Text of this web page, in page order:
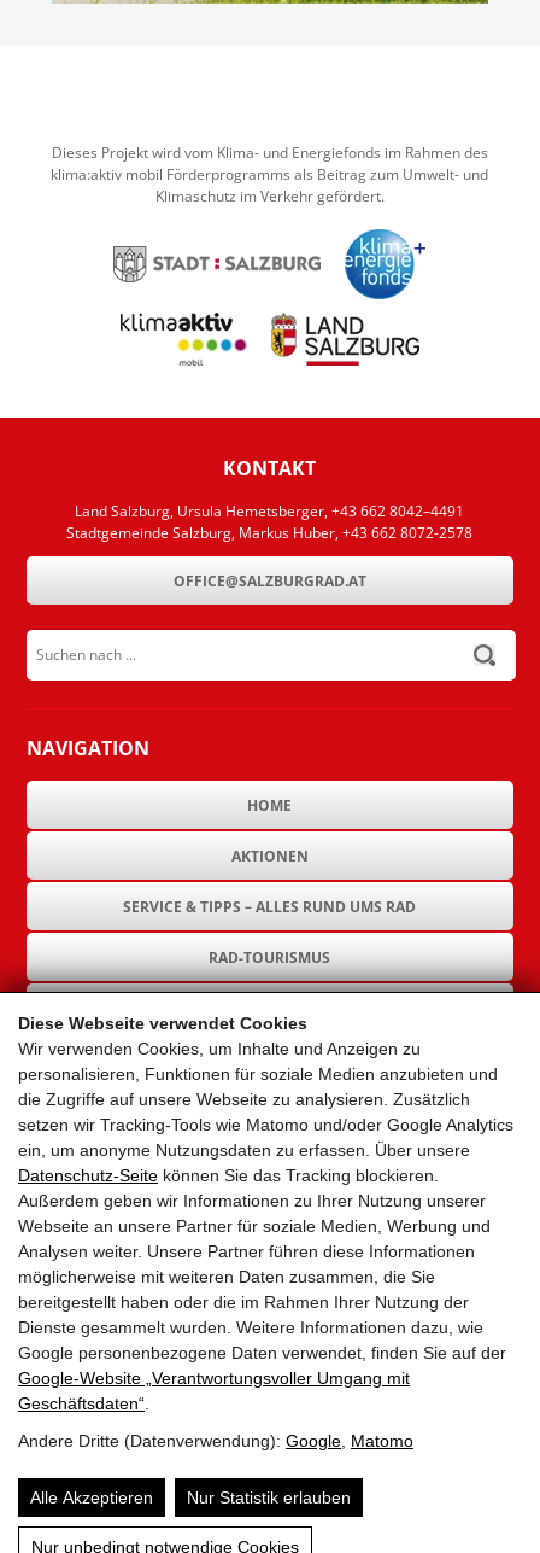
Diese Webseite verwendet Cookies
Wir verwenden Cookies, um Inhalte und Anzeigen zu
personalisieren, Funktionen für soziale Medien anzubieten und
die Zugriffe auf unsere Webseite zu analysieren. Zusätzlich
setzen wir Tracking-Tools wie Matomo und/oder Google Analytics
ein, um anonyme Nutzungsdaten zu erfassen. Über unsere
Datenschutz-Seite können Sie das Tracking blockieren.
Außerdem geben wir Informationen zu Ihrer Nutzung unserer
Webseite an unsere Partner für soziale Medien, Werbung und
Analysen weiter. Unsere Partner führen diese Informationen
möglicherweise mit weiteren Daten zusammen, die Sie
bereitgestellt haben oder die im Rahmen Ihrer Nutzung der
Dienste gesammelt wurden. Weitere Informationen dazu, wie
Google personenbezogene Daten verwendet, finden Sie auf der
Google‑Website „Verantwortungsvoller Umgang mit
Geschäftsdaten“
Andere Dritte (Datenverwendung): Google Matomo
Alle Akzeptieren Nur Statistik erlauben
Nur unbedingt notwendige Cookies
Dieses Projekt wird vom Klima- und Energiefonds im Rahmen des
klima:aktiv mobil Förderprogramms als Beitrag zum Umwelt- und
Klimaschutz im Verkehr gefördert.
KONTAKT
Land Salzburg, Ursula Hemetsberger, +43 662 8042–4491
Stadtgemeinde Salzburg, Markus Huber, +43 662 8072-2578
OFFICE@SALZBURGRAD.AT
Suchen nach ...
submit
NAVIGATION
HOME
AKTIONEN
SERVICE & TIPPS – ALLES RUND UMS RAD
RAD-TOURISMUS
GEMEINDEN
AKTUELLES
PARTNER
LINKS
SITEMAP
IMPRESSUM & DATENSCHUTZ